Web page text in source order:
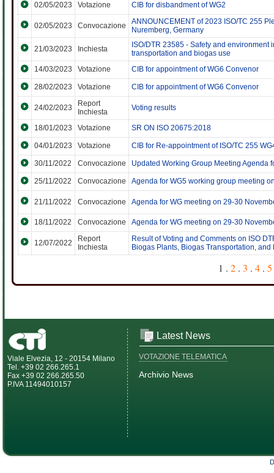
02/05/2023 Votazione CIB for disbandment of WG2
02/05/2023 Convocazione
ANNOUNCEMENT of 2023 ISO/TC 255
Nuremberg, Germany
21/03/2023 Inchiesta
ISO/DTR 23585 - Safety and
transportation and biogas use
14/03/2023
Votazione CIB for appointment of WG6 Convenor
28/02/2023 Votazione CIB for appointment of WG6 Convenor
24/02/2023
Report
Inchiesta
Voting results
18/01/2023 Votazione SR ON ISO 20675:2018
04/01/2023 Votazione CIB for Re-appointment of ISO/TC 255
30/11/2022 Convocazione Updated Working Group Meeting Agenda
25/11/2022 Convocazione Agenda for WG5 working group meeting
21/11/2022 Convocazione Agenda for WG meeting on 29-30
18/11/2022 Convocazione Agenda for WG meeting on 29-30
12/07/2022
Report
Inchiesta
Result of Voting and Comments on ISO
Biogas Plants, Biogas Transportation, and
1 . 2 . 3 . 4 . 5
Viale Elvezia, 12 - 20154 Milano
Tel. +39 02 266.265.1
Fax +39 02 266.265.50
P.IVA 11494010157
Latest News
VOTAZIONE TELEMATICA
Archivio News